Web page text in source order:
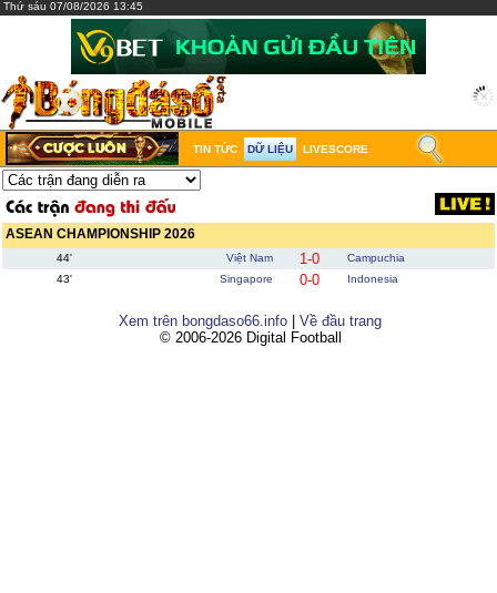
Thứ sáu 07/08/2026 13:45
TIN TỨC DỮ LIỆU LIVESCORE
ASEAN CHAMPIONSHIP 2026
44' Việt Nam 1-0
Campuchia
43'
Singapore 0-0 Indonesia
Xem trên bongdaso66.info
Về đầu trang
© 2006-2026 Digital Football